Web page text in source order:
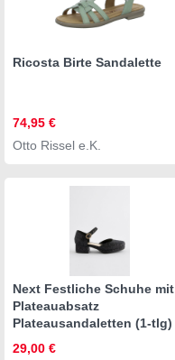
Ricosta Birte Sandalette
74,95 €
Otto Rissel e.K.
Next Festliche Schuhe mit
Plateauabsatz
Plateausandaletten (1-tlg)
29,00 €